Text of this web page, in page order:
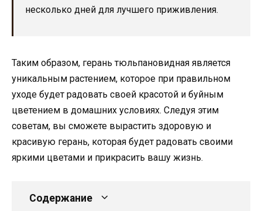
несколько дней для лучшего приживления.
Таким образом, герань тюльпановидная является
уникальным растением, которое при правильном
уходе будет радовать своей красотой и буйным
цветением в домашних условиях. Следуя этим
советам, вы сможете вырастить здоровую и
красивую герань, которая будет радовать своими
яркими цветами и прикрасить вашу жизнь.
Содержание